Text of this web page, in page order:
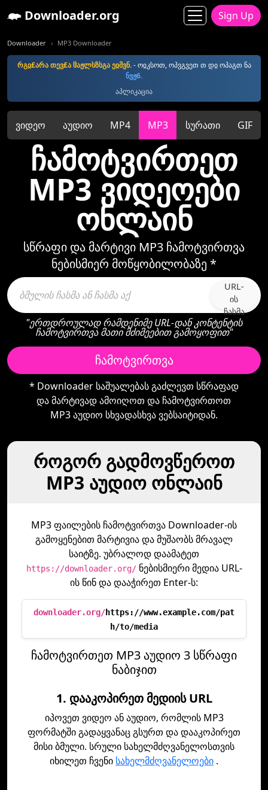
Downloader.org Sign Up
Downloader MP3 Downloader
რგჲ£არა თევ£ა ჱაჟლსზსგა ეჲმვნ.- ოჲკსოთ, ოპვგვეთ თ დჲ ოპაგთ ნა
ნვჟ6.
აპლიკაცია
ვიდეო აუდიო MP4 MP3 სურათი GIF
ჩამოტვირთეთ
MP3 ვიდეოები
ონლაინ
სწრაფი და მარტივი MP3 ჩამოტვირთვა
ნებისმიერ მოწყობილობაზე *
URL-
ის
ჩასმა
"ერთდროულად რამდენიმე URL-დან კონტენტის
ჩამოტვირთვა მათი მძიმეებით გამოყოფით"
ჩამოტვირთვა
* Downloader საშუალებას გაძლევთ სწრაფად
და მარტივად ამოიღოთ და ჩამოტვირთოთ
MP3 აუდიო სხვადასხვა ვებსაიტიდან.
როგორ გადმოვწეროთ
MP3 აუდიო ონლაინ
MP3 ფაილების ჩამოტვირთვა Downloader-ის
გამოყენებით მარტივია და მუშაობს მრავალ
საიტზე. უბრალოდ დაამატეთ
https://downloader.org/ნებისმიერი მედია URL-
ის წინ და დააჭირეთ Enter-ს:
downloader.org/https://www.example.com/pat
h/to/media
ჩამოტვირთეთ MP3 აუდიო 3 სწრაფი
ნაბიჯით
1. დააკოპირეთ მედიის URL
იპოვეთ ვიდეო ან აუდიო, რომლის MP3
ფორმატში გადაყვანაც გსურთ და დააკოპირეთ
მისი ბმული. სრული სახელმძღვანელოსთვის
იხილეთ ჩვენი სახელმძღვანელოები .